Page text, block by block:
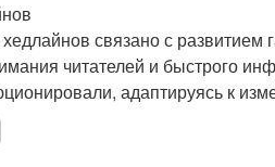
связано с развитием
читателей и быстрого
адаптируясь к